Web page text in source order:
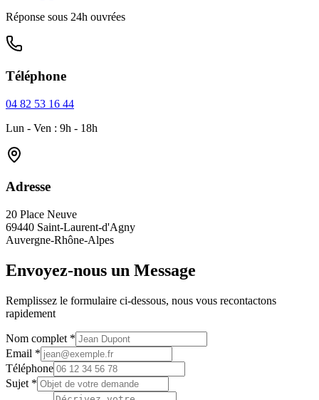
Réponse sous 24h ouvrées
Téléphone
04 82 53 16 44
Lun - Ven : 9h - 18h
Adresse
20 Place Neuve
69440 Saint-Laurent-d'Agny
Auvergne-Rhône-Alpes
Envoyez-nous un Message
Remplissez le formulaire ci-dessous, nous vous recontactons
rapidement
Nom complet *
Email *
Téléphone
Sujet *